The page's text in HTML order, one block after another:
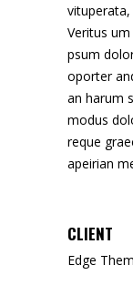
Veritus
psum
oporter
an harum
modus
reque
apeirian
CLIENT
Edge